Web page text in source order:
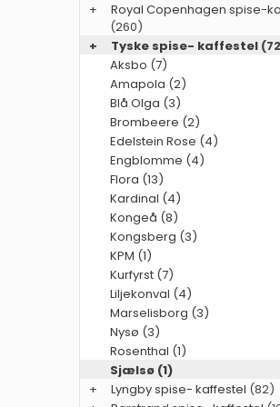
+
Royal Copenhagen spise-
(260)
+
Tyske spise- kaffestel
Aksbo (7)
Amapola (2)
Blå Olga (3)
Brombeere (2)
Edelstein Rose (4)
Engblomme (4)
Flora (13)
Kardinal (4)
Kongeå (8)
Kongsberg (3)
KPM (1)
Kurfyrst (7)
Liljekonval (4)
Marselisborg (3)
Nysø (3)
Rosenthal (1)
Sjælsø (1)
+
Lyngby spise- kaffestel (82)